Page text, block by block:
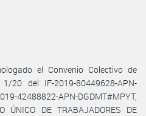
el Convenio Colectivo de
20 del IF-2019-80449628-APN-
APN-DGDMT#MPYT,
ÚNICO DE TRABAJADORES DE